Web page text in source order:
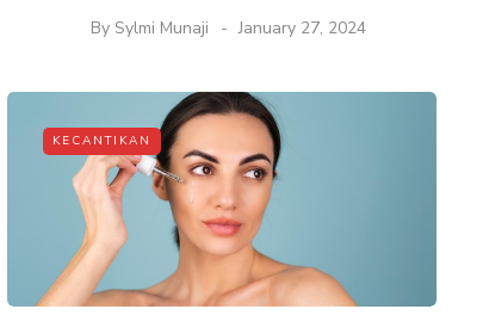
By Sylmi Munaji January 27, 2024
KECANTIKAN